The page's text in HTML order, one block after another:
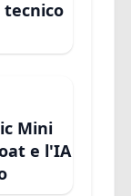
Mini
e l'IA